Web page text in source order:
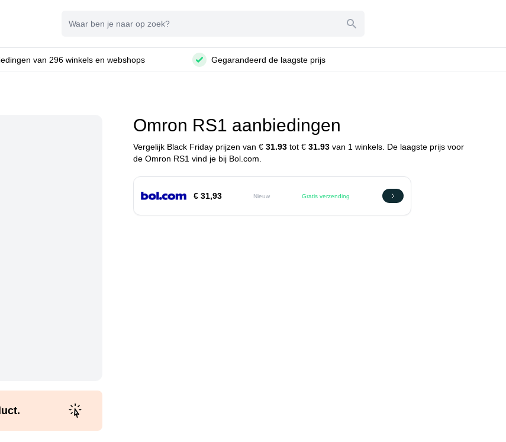
van 296 winkels en webshops Gegarandeerd de laagste prijs
Omron RS1 aanbiedingen
Vergelijk Black Friday prijzen van € 31.93 tot € 31.93 van 1 winkels. De laagste prijs voor
de Omron RS1 vind je bij Bol.com.
€ 31,93 Nieuw Gratis verzending